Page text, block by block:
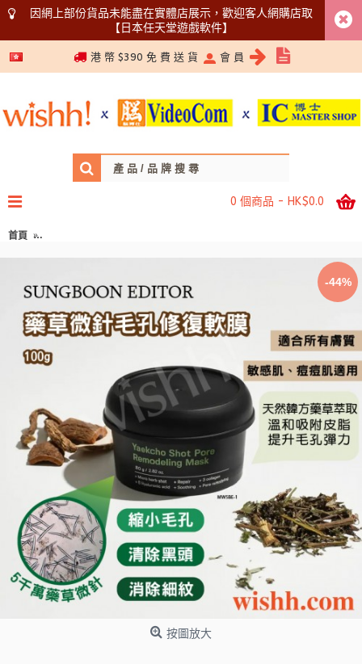
因網上部份貨品未能盡在實體店展示，歡迎客人網購店取
【日本任天堂遊戲軟件】
5366 1340
港 幣 $390 免 費 送 貨 會 員
0 個商品 - HK$0.0
首頁 SUNGBOON EDITOR - 藥草微針毛孔修復軟膜100g (泥狀面膜/微針軟膜/
-44%
按圖放大